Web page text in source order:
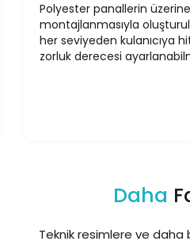
Polyester panallerin
montajlanmasıyla
her seviyeden kulanıcıya
zorluk derecesi
Daha
Teknik resimlere ve daha